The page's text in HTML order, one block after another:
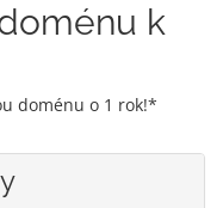
k
doménu o 1 rok!*